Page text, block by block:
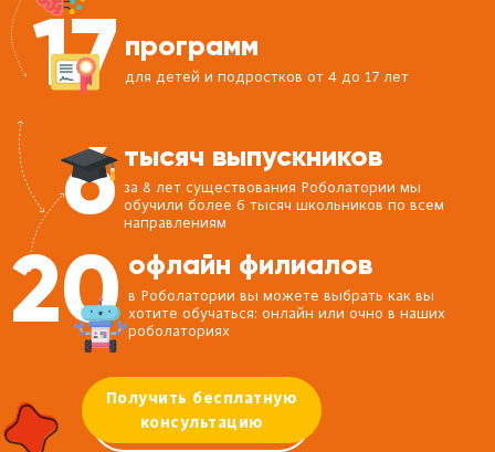
17 программ
для детей и подростков от 4 до 17 лет
6 тысяч выпускников
за 8 лет существования Роболатории мы
обучили более 6 тысяч школьников по всем
направлениям
20 офлайн филиалов
в Роболатории вы можете выбрать как вы
хотите обучаться: онлайн или очно в наших
роболаториях
Получить бесплатную
консультацию